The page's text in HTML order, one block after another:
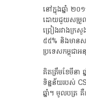
នៅ​ក្នុង​ឆ្នាំ​ ២០
ដោយ​ជួយ​សម្រួល​
ព្រៀង​រវាង​ក្រ
៥៥%​ និង​មាន​ស
ប្រទេស​កម្ពុជា​
គិត​ត្រឹម​ខែមីន
ទិន្នន័យ​របស់​
ឆ្នាំ​។​ ​មូល​ប​ត្រ​